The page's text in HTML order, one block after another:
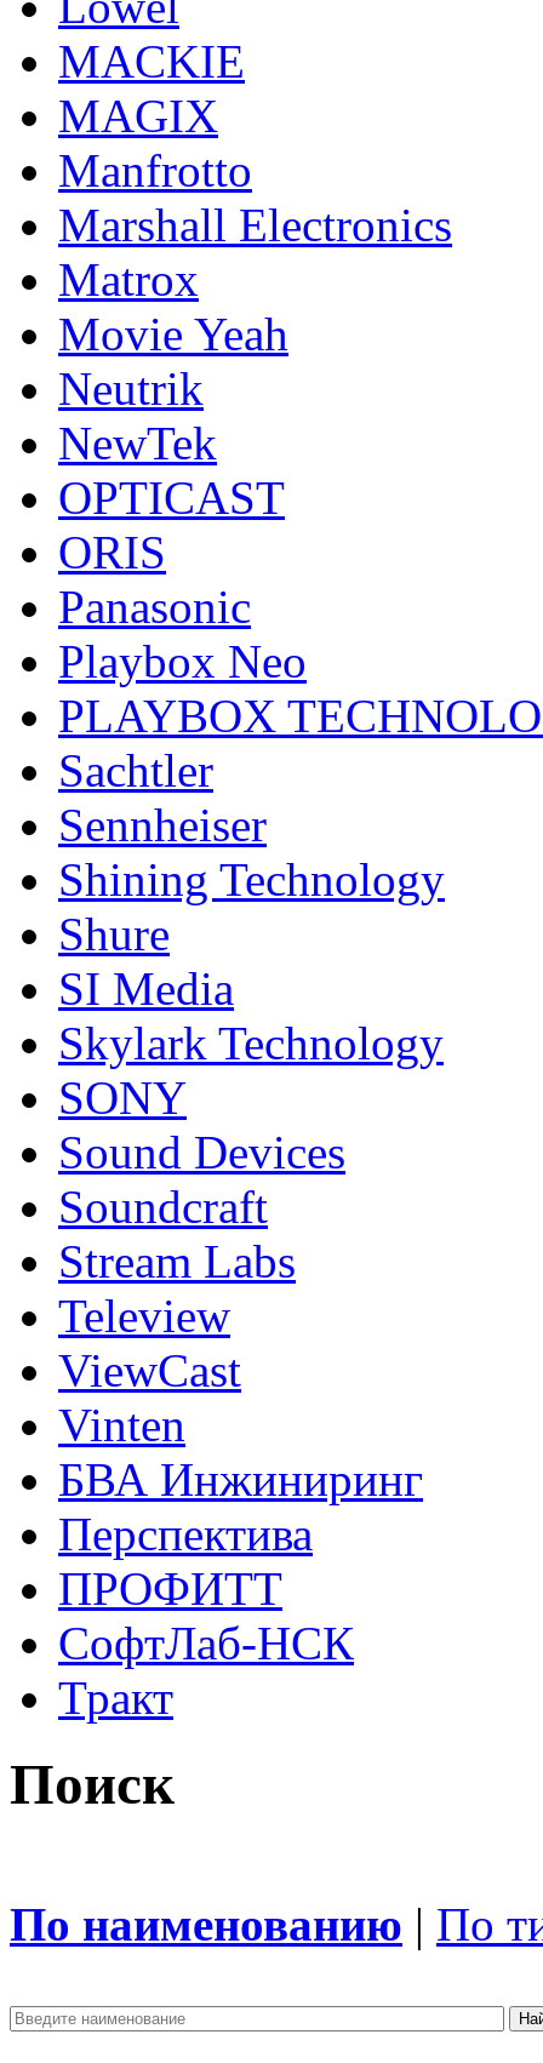
MACKIE
MAGIX
Manfrotto
Marshall Electronics
Matrox
Movie Yeah
Neutrik
NewTek
OPTICAST
ORIS
Panasonic
Playbox Neo
PLAYBOX
Sachtler
Sennheiser
Shining Technology
Shure
SI Media
Skylark Technology
SONY
Sound Devices
Soundcraft
Stream Labs
Teleview
ViewCast
Vinten
БВА Инжиниринг
Перспектива
ПРОФИТТ
СофтЛаб-НСК
Тракт
Поиск
По наименованию | По